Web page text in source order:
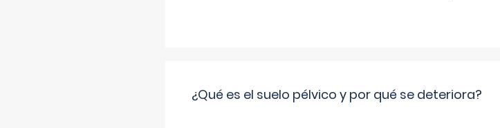
¿Qué es el suelo pélvico y por qué se deteriora?